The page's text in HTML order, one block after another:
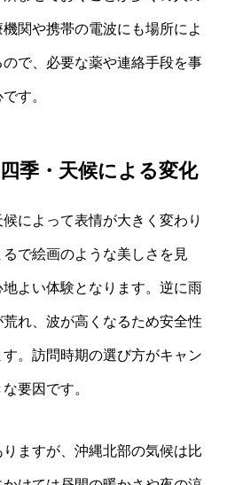
関や携帯の電波にも場所によ
で、必要な薬や連絡手段を事
す。
季・天候による変化
によって表情が大きく変わり
で絵画のような美しさを見
よい体験となります。逆に雨
れ、波が高くなるため安全性
。訪問時期の選び方がキャン
要因です。
ますが、沖縄北部の気候は比